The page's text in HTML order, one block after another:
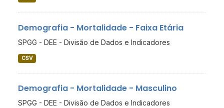
Demografia - Mortalidade - Faixa Etária
SPGG - DEE - Divisão de Dados e Indicadores
CSV
Demografia - Mortalidade - Masculino
SPGG - DEE - Divisão de Dados e Indicadores